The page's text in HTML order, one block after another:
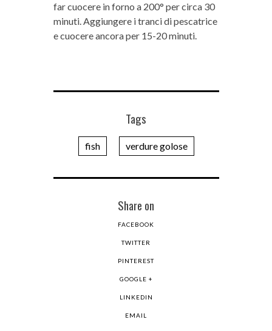
far cuocere in forno a 200° per circa 30
minuti. Aggiungere i tranci di pescatrice
e cuocere ancora per 15-20 minuti.
Tags
fish verdure golose
Share on
FACEBOOK
TWITTER
PINTEREST
GOOGLE +
LINKEDIN
EMAIL